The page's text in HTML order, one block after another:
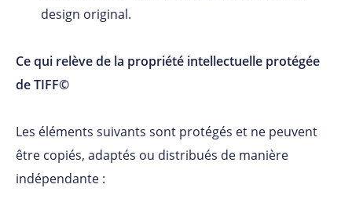
design original.
Ce qui relève de la propriété intellectuelle protégée
de TIFF©
Les éléments suivants sont protégés et ne peuvent
être copiés, adaptés ou distribués de manière
indépendante :